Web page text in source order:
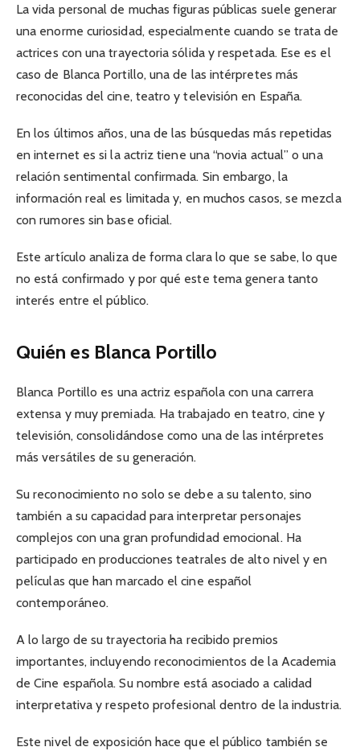
La vida personal de muchas figuras públicas suele generar
una enorme curiosidad, especialmente cuando se trata de
actrices con una trayectoria sólida y respetada. Ese es el
caso de Blanca Portillo, una de las intérpretes más
reconocidas del cine, teatro y televisión en España.
En los últimos años, una de las búsquedas más repetidas
en internet es si la actriz tiene una “novia actual” o una
relación sentimental confirmada. Sin embargo, la
información real es limitada y, en muchos casos, se mezcla
con rumores sin base oficial.
Este artículo analiza de forma clara lo que se sabe, lo que
no está confirmado y por qué este tema genera tanto
interés entre el público.
Quién es Blanca Portillo
Blanca Portillo es una actriz española con una carrera
extensa y muy premiada. Ha trabajado en teatro, cine y
televisión, consolidándose como una de las intérpretes
más versátiles de su generación.
Su reconocimiento no solo se debe a su talento, sino
también a su capacidad para interpretar personajes
complejos con una gran profundidad emocional. Ha
participado en producciones teatrales de alto nivel y en
películas que han marcado el cine español
contemporáneo.
A lo largo de su trayectoria ha recibido premios
importantes, incluyendo reconocimientos de la Academia
de Cine española. Su nombre está asociado a calidad
interpretativa y respeto profesional dentro de la industria.
Este nivel de exposición hace que el público también se